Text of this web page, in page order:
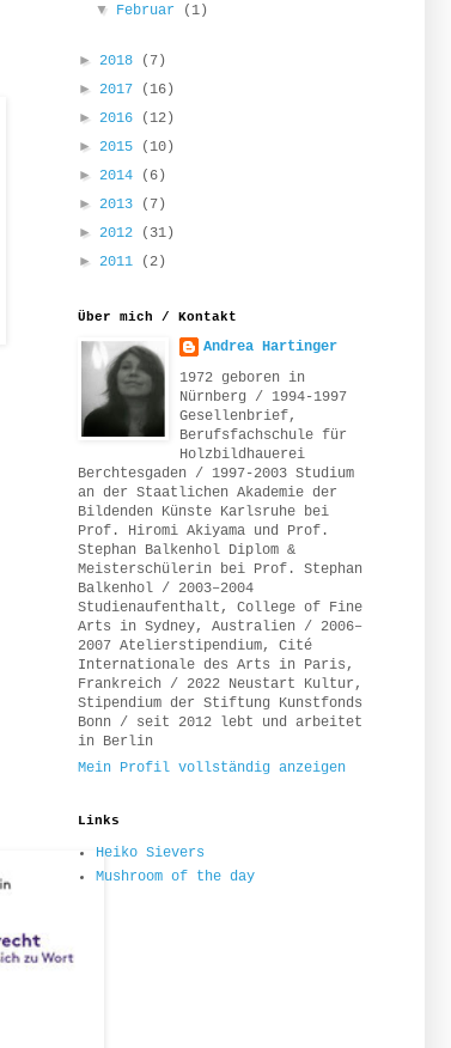
▼ Februar (1)
► 2018
(7)
► 2017
(16)
► 2016
(12)
► 2015
(10)
► 2014
(6)
► 2013
(7)
► 2012
(31)
► 2011 (2)
Über mich / Kontakt
Andrea Hartinger
1972 geboren in
Nürnberg / 1994-1997
Gesellenbrief,
Berufsfachschule für
Holzbildhauerei
Berchtesgaden / 1997-2003 Studium
an der Staatlichen Akademie der
Bildenden Künste Karlsruhe bei
Prof. Hiromi Akiyama und Prof.
Stephan Balkenhol Diplom &
Meisterschülerin bei Prof. Stephan
Balkenhol / 2003–2004
Studienaufenthalt, College of Fine
Arts in Sydney, Australien / 2006–
2007 Atelierstipendium, Cité
Internationale des Arts in Paris,
Frankreich / 2022 Neustart Kultur,
Stipendium der Stiftung Kunstfonds
Bonn / seit 2012 lebt und arbeitet
in Berlin
Mein Profil vollständig anzeigen
Links
Heiko Sievers
Mushroom of the day